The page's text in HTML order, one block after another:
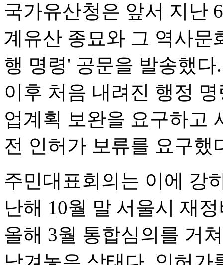
국가유산청은 앞서 지난
계유산 종묘와 그 역사문
행 명령' 공문을 발송했
이후 처음 내려진 행정
업계획 보완을 요구하고
전 인허가 보류를 요구했
주민대표회의는 이에 강
난해 10월 말 서울시 재
올해 3월 통합심의를 거